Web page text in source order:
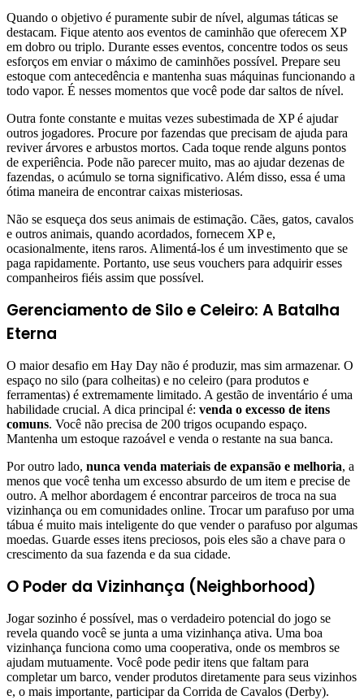
Quando o objetivo é puramente subir de nível, algumas táticas se
destacam. Fique atento aos eventos de caminhão que oferecem XP
em dobro ou triplo. Durante esses eventos, concentre todos os seus
esforços em enviar o máximo de caminhões possível. Prepare seu
estoque com antecedência e mantenha suas máquinas funcionando a
todo vapor. É nesses momentos que você pode dar saltos de nível.
Outra fonte constante e muitas vezes subestimada de XP é ajudar
outros jogadores. Procure por fazendas que precisam de ajuda para
reviver árvores e arbustos mortos. Cada toque rende alguns pontos
de experiência. Pode não parecer muito, mas ao ajudar dezenas de
fazendas, o acúmulo se torna significativo. Além disso, essa é uma
ótima maneira de encontrar caixas misteriosas.
Não se esqueça dos seus animais de estimação. Cães, gatos, cavalos
e outros animais, quando acordados, fornecem XP e,
ocasionalmente, itens raros. Alimentá-los é um investimento que se
paga rapidamente. Portanto, use seus vouchers para adquirir esses
companheiros fiéis assim que possível.
Gerenciamento de Silo e Celeiro: A Batalha
Eterna
O maior desafio em Hay Day não é produzir, mas sim armazenar. O
espaço no silo (para colheitas) e no celeiro (para produtos e
ferramentas) é extremamente limitado. A gestão de inventário é uma
habilidade crucial. A dica principal é: venda o excesso de itens
comuns. Você não precisa de 200 trigos ocupando espaço.
Mantenha um estoque razoável e venda o restante na sua banca.
Por outro lado, nunca venda materiais de expansão e melhoria, a
menos que você tenha um excesso absurdo de um item e precise de
outro. A melhor abordagem é encontrar parceiros de troca na sua
vizinhança ou em comunidades online. Trocar um parafuso por uma
tábua é muito mais inteligente do que vender o parafuso por algumas
moedas. Guarde esses itens preciosos, pois eles são a chave para o
crescimento da sua fazenda e da sua cidade.
O Poder da Vizinhança (Neighborhood)
Jogar sozinho é possível, mas o verdadeiro potencial do jogo se
revela quando você se junta a uma vizinhança ativa. Uma boa
vizinhança funciona como uma cooperativa, onde os membros se
ajudam mutuamente. Você pode pedir itens que faltam para
completar um barco, vender produtos diretamente para seus vizinhos
e, o mais importante, participar da Corrida de Cavalos (Derby).